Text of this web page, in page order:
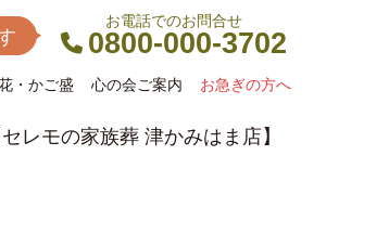
お電話でのお問合せ
0800-000-3702
・かご盛 心の会ご案内 お急ぎの方へ
レモの家族葬 津かみはま店】